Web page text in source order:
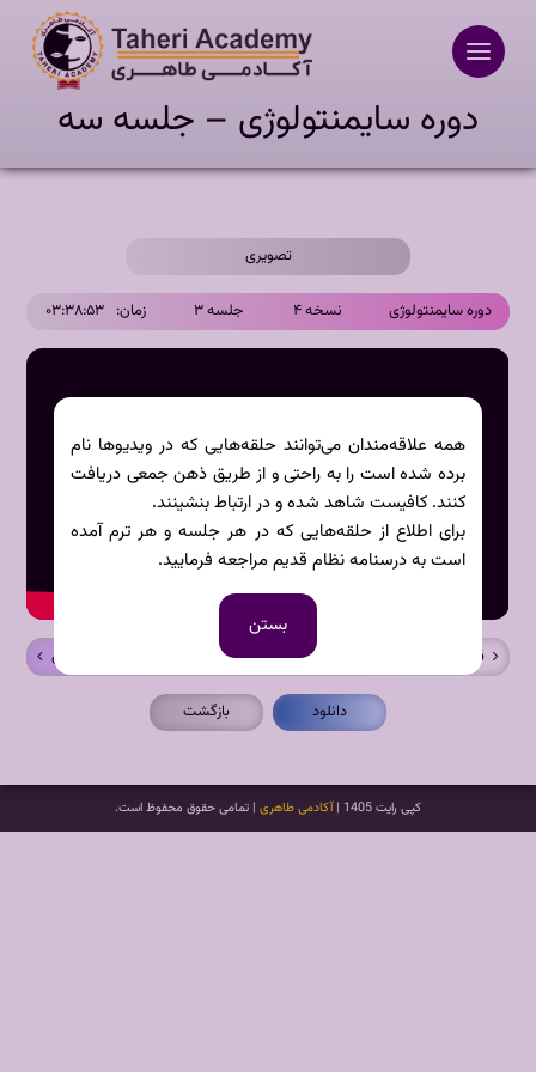
content
دوره سایمنتولوژی – جلسه سه
تصویری
دوره سایمنتولوژی نسخه ۴ جلسه ۳ زمان: ۰۳:۳۸:۵۳
قبلی بعدی
دانلود بازگشت
کپی رایت 1405 | آکادمی طاهری | تمامی حقوق محفوظ است.
همه علاقه‌مندان می‌توانند حلقه‌هایی که در ویدیوها نام
برده شده است را به راحتی و از طریق ذهن جمعی دریافت
کنند. کافیست شاهد شده و در ارتباط بنشینند.
برای اطلاع از حلقه‌هایی که در هر جلسه و هر ترم آمده
است به درسنامه نظام قدیم مراجعه فرمایید.
بستن